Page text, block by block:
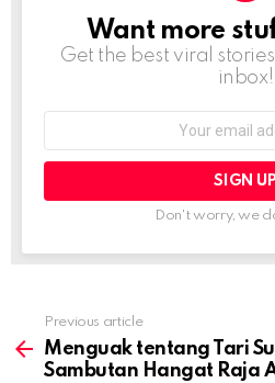
NEWSLETTER
Want more
Get the best viral
inbox!
Don't worry, we
more
Previous article
Menguak tentang Tari
Sambutan Hangat Raja